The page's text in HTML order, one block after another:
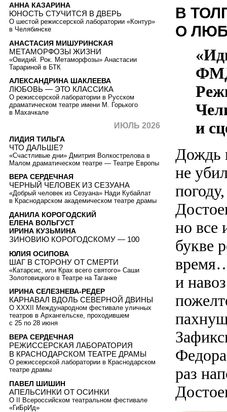
В
О
и
Дождь
не
но все
букве
и
раз
АННА КАЗАРИНА
ЮНОСТЬ СТУЧИТСЯ В ДВЕРЬ
О шестой режиссерской лаборатории «Контур»
в Челябинске
АНАСТАСИЯ МИШУРИНСКАЯ
МЕТАМОРФОЗЫ ЖИЗНИ
«Овидий. Рок. Метаморфозы» Анастасии
Тарариной в БТК
АЛЕКСАНДРИНА ШАКЛЕЕВА
ЛЮБОВЬ — ЭТО КЛАССИКА
О режиссерской лаборатории в Русском
драматическом театре имени М. Горького
в Махачкале
ИЮЛЬ 2026
ЛИДИЯ ТИЛЬГА
ЧТО ДАЛЬШЕ?
«Счастливые дни» Дмитрия Волкострелова в
Малом драматическом театре — Театре Европы
ВЕРА СЕРДЕЧНАЯ
ЧЕРНЫЙ ЧЕЛОВЕК ИЗ СЕЗУАНА
«Добрый человек из Сезуана» Нади Кубайлат
в Краснодарском академическом театре драмы
ДАНИЛА КОРОГОДСКИЙ
ЕЛЕНА ВОЛЬГУСТ
ИРИНА КУЗЬМИНА
ЗИНОВИЮ КОРОГОДСКОМУ — 100
ЮЛИЯ ОСИПОВА
ШАГ В СТОРОНУ ОТ СМЕРТИ
«Катарсис, или Крах всего святого» Саши
Золотовицкого в Театре на Таганке
ИРИНА СЕЛЕЗНЕВА-РЕДЕР
КАРНАВАЛ ВДОЛЬ СЕВЕРНОЙ ДВИНЫ
О XXXII Международном фестивале уличных
театров в Архангельске, проходившем
с 25 по 28 июня
ВЕРА СЕРДЕЧНАЯ
РЕЖИССЕРСКАЯ ЛАБОРАТОРИЯ
В КРАСНОДАРСКОМ ТЕАТРЕ ДРАМЫ
О режиссерской лаборатории в Краснодарском
театре драмы
ПАВЕЛ ШИШИН
АПЕЛЬСИНКИ ОТ ОСИНКИ
О II Всероссийском театральном фестивале
«ГиБрИд»